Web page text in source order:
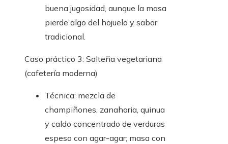
buena jugosidad, aunque la masa
pierde algo del hojuelo y sabor
tradicional.
Caso práctico 3: Salteña vegetariana
(cafetería moderna)
Técnica: mezcla de
champiñones, zanahoria, quinua
y caldo concentrado de verduras
espeso con agar-agar; masa con